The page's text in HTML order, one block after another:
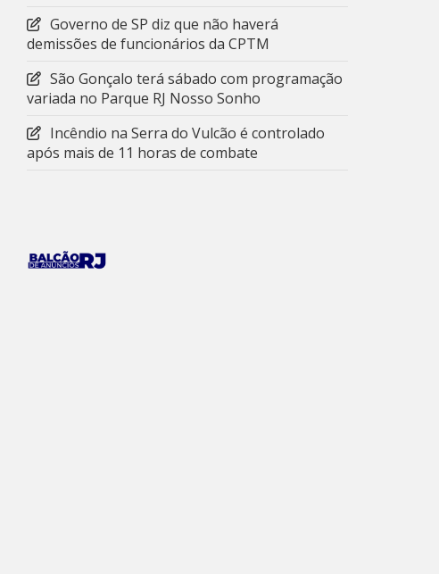
Governo de SP diz que não haverá
demissões de funcionários da CPTM
São Gonçalo terá sábado com programação
variada no Parque RJ Nosso Sonho
Incêndio na Serra do Vulcão é controlado
após mais de 11 horas de combate